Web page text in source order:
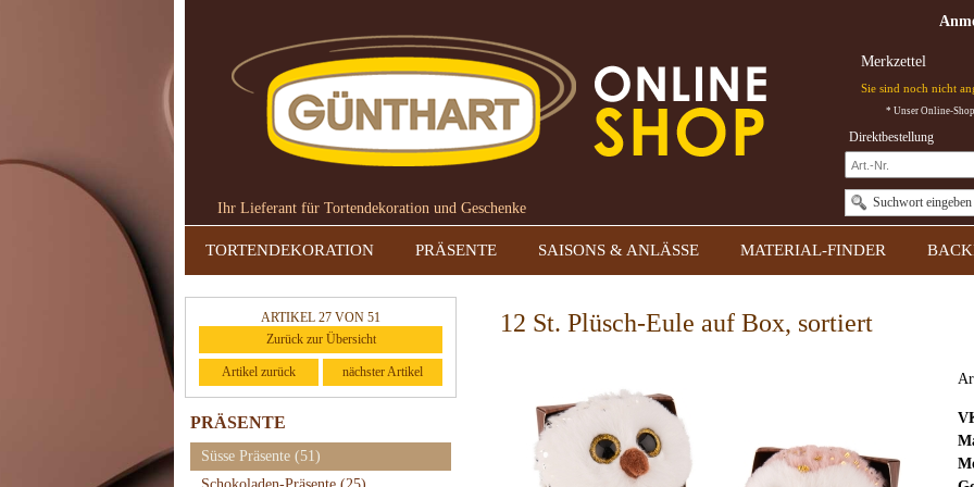
Ihr Lieferant für Tortendekoration und Geschenke
Merkzettel
Sie sind noch nicht
* Unser Online-
Suchwort eingeben
Direktbestellung
TORTENDEKORATION PRÄSENTE SAISONS & ANLÄSSE MATERIAL-FINDER
ARTIKEL 27 VON 51
Zurück zur Übersicht
Artikel zurück nächster Artikel
PRÄSENTE
Süsse Präsente (51)
12 St. Plüsch-Eule auf Box, sortiert